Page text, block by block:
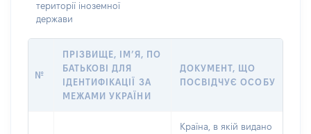
території іноземної
держави
№
ПРІЗВИЩЕ, ІМ’Я, ПО
БАТЬКОВІ ДЛЯ
ІДЕНТИФІКАЦІЇ ЗА
МЕЖАМИ УКРАЇНИ
ДОКУМЕНТ, ЩО
ПОСВІДЧУЄ ОСОБУ
Країна, в якій видано